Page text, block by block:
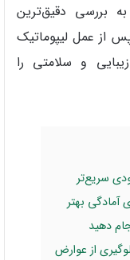
بررسی دقیق‌ترین
از عمل لیپوماتیک
و سلامتی را
سریع‌تر
آمادگی بهتر
دهید
از عوارض